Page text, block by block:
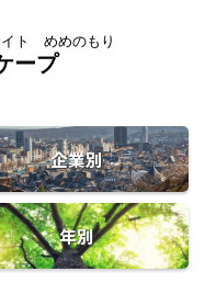
ト めめのもり
ープ
企業別
年別